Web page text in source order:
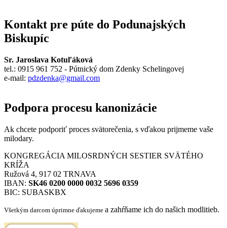
Kontakt pre púte do Podunajských
Biskupíc
Sr. Jaroslava Kotuľáková
tel.: 0915 961 752 - Pútnický dom Zdenky Schelingovej
e-mail: pdzdenka@gmail.com
Podpora procesu kanonizácie
Ak chcete podporiť proces svätorečenia, s vďakou prijmeme vaše
milodary.
KONGREGÁCIA MILOSRDNÝCH SESTIER SVÄTÉHO
KRÍŽA
Ružová 4, 917 02 TRNAVA
IBAN: SK46 0200 0000 0032 5696 0359
BIC: SUBASKBX
Všetkým darcom úprimne ďakujeme a zahŕňame ich do našich modlitieb.